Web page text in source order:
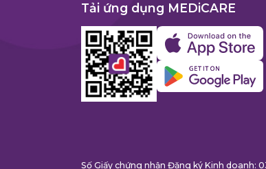
Tải ứng dụng MEDiCARE
Số Giấy chứng nhận Đăng ký Kinh doanh: